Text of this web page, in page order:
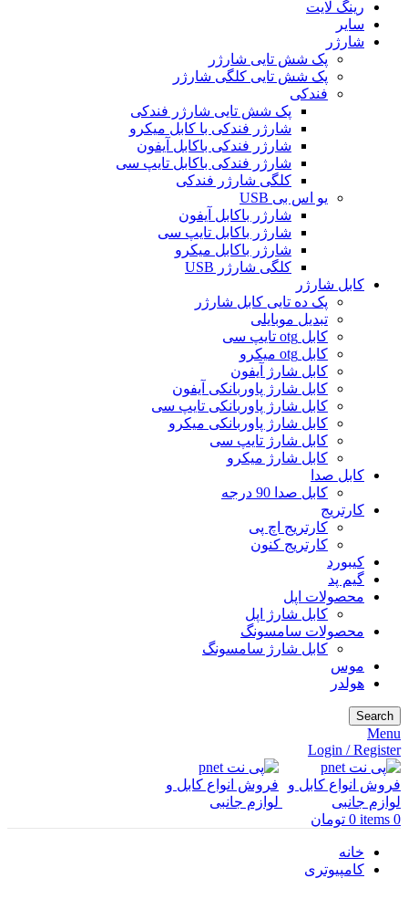
رینگ لایت
سایر
شارژر
پک شش تایی شارژر
پک شش تایی کلگی شارژر
فندکی
پک شش تایی شارژر فندکی
شارژر فندکی با کابل میکرو
شارژر فندکی باکابل آیفون
شارژر فندکی باکابل تایپ سی
کلگی شارژر فندکی
یو اس بی USB
شارژر باکابل آیفون
شارژر باکابل تایپ سی
شارژر باکابل میکرو
کلگی شارژر USB
کابل شارژر
پک ده تایی کابل شارژر
تبدیل موبایلی
کابل otg تایپ سی
کابل otg میکرو
کابل شارژ آیفون
کابل شارژ پاوربانکی آیفون
کابل شارژ پاوربانکی تایپ سی
کابل شارژ پاوربانکی میکرو
کابل شارژ تایپ سی
کابل شارژ میکرو
کابل صدا
کابل صدا 90 درجه
کارتریج
کارتریج اچ پی
کارتریج کنون
کیبورد
گیم پد
محصولات اپل
کابل شارژ اپل
محصولات سامسونگ
کابل شارژ سامسونگ
موس
هولدر
Search
Menu
Login / Register
0
items
0 تومان
خانه
کامپیوتری